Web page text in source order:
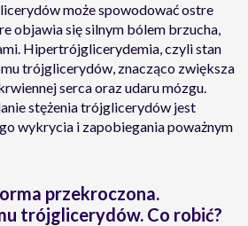
może spowodować ostre
objawia się silnym bólem brzucha,
Hipertrójglicerydemia, czyli stan
trójglicerydów, znacząco zwiększa
serca oraz udaru mózgu.
stężenia trójglicerydów jest
wykrycia i zapobiegania poważnym
przekroczona.
trójglicerydów. Co robić?